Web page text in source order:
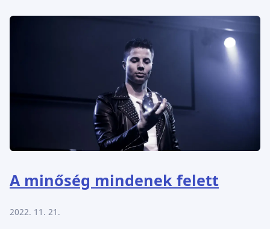
A minőség mindenek felett
2022. 11. 21.